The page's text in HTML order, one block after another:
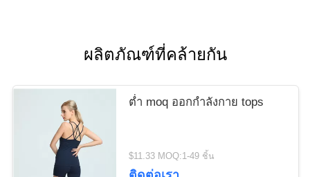
IPD correctly. The manual adjustment is smooth, and
finding that sweet spot makes all the difference. No
recommend taking the time to set it up properly!""The
Pico 4's visual clarity is fantastic once you dial in the
IPD correctly. The manual adjustment is smooth, and
finding that sweet spot makes all the difference. No
more eye strain during long sessions. Highly
ผลิตภัณฑ์ที่คล้ายกัน
ต่ำ moq ออกกำลังกาย tops
$11.33 MOQ:1-49 ชิ้น